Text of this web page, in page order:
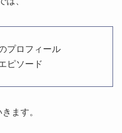
プロフィール
ピソード
ます。